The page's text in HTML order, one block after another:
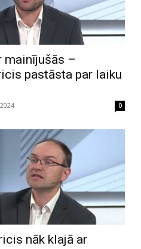
mainījušās –
pastāsta par laiku
0
nāk klajā ar